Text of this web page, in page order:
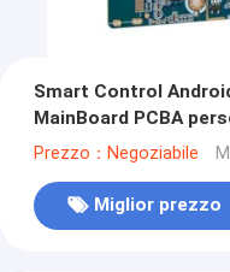
Smart Control
MainBoard PCBA
Prezzo：Negoziabile
Miglior prezzo